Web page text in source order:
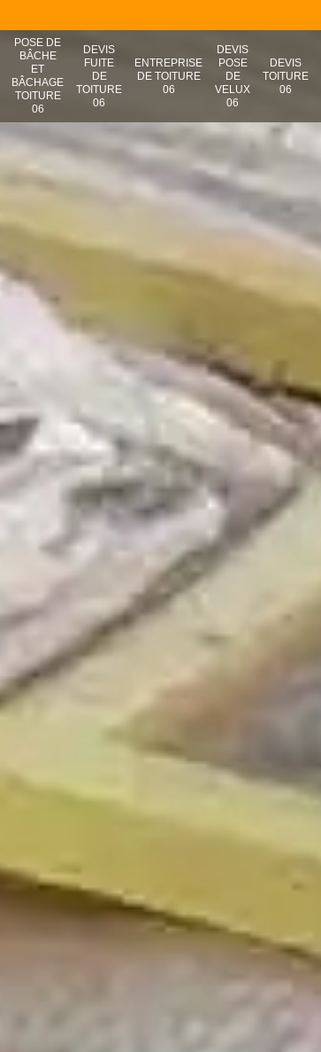
POSE DE
BÂCHE
ET
BÂCHAGE
TOITURE
06
DEVIS
FUITE
DE
TOITURE
06
ENTREPRISE
DE TOITURE
06
DEVIS
POSE
DE
VELUX
06
DEVIS
TOITURE
06